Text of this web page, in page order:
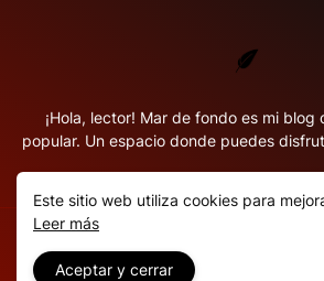
¡Hola, lector! Mar de fondo es mi blog
popular. Un espacio donde puedes
Este sitio web utiliza cookies para
Leer más
Aceptar y cerrar